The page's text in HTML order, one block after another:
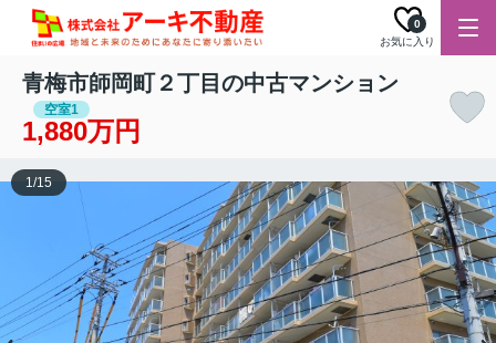
お気に入り
0
青梅市師岡町２丁目の中古マンション
空室1
1,880万円
1/15